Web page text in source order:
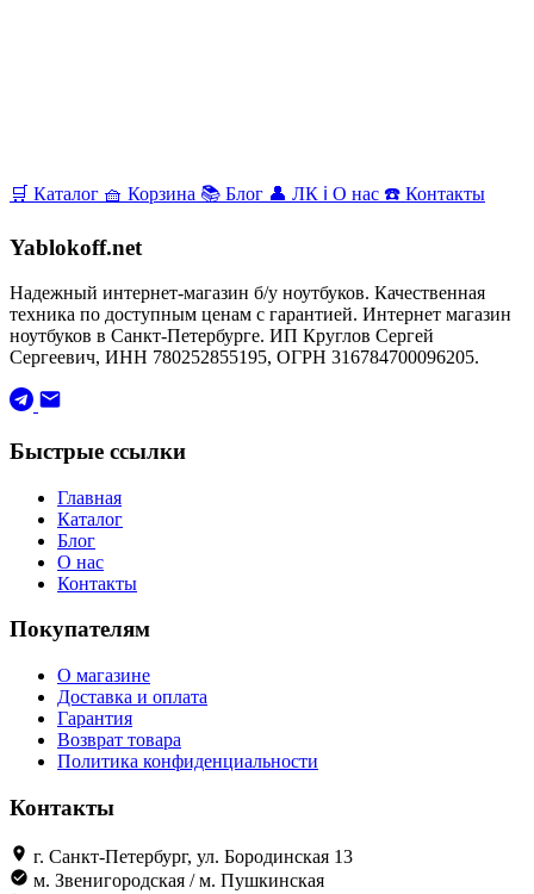
🛒 Каталог 🧺 Корзина 📚 Блог 👤 ЛК ℹ️ О нас ☎️ Контакты
Yablokoff.net
Надежный интернет-магазин б/у ноутбуков. Качественная
техника по доступным ценам с гарантией. Интернет магазин
ноутбуков в Санкт-Петербурге. ИП Круглов Сергей
Сергеевич, ИНН 780252855195, ОГРН 316784700096205.
Быстрые ссылки
Главная
Каталог
Блог
О нас
Контакты
Покупателям
О магазине
Доставка и оплата
Гарантия
Возврат товара
Политика конфиденциальности
Контакты
г. Санкт-Петербург, ул. Бородинская 13
м. Звенигородская / м. Пушкинская